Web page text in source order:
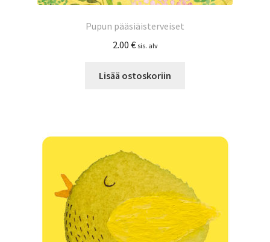
Pupun pääsiäisterveiset
2.00 € sis. alv
Lisää ostoskoriin